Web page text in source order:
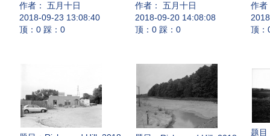
作者： 五月十日
2018-09-23 13:08:40
顶：0 踩：0
作者： 五月十日
2018-09-20 14:08:08
顶：0 踩：0
作者
顶：
题目